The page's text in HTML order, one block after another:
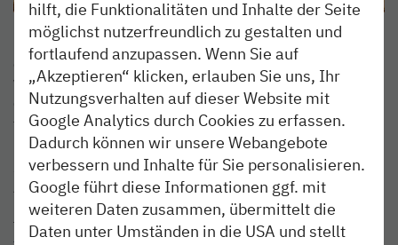
Gewinnspiel:
Wir verlosen3 x 2 Ticketsfür das HOLI BEACH BÜSUM
Gewinnspielfrage:Was darf für dich auf keinem Festival
fehlen?
Schreibt uns das in einem Kommentar unter diesen Blog-
Artikel. Die Tickets werden unter den schönsten
Einsendungen verlost.
Teilnahmeschluss ist der 26.06.2022. Zu den
hilft, die Funktionalitäten und Inhalte der Seite
möglichst nutzerfreundlich zu gestalten und
fortlaufend anzupassen. Wenn Sie auf
„Akzeptieren“ klicken, erlauben Sie uns, Ihr
Nutzungsverhalten auf dieser Website mit
Google Analytics durch Cookies zu erfassen.
Dadurch können wir unsere Webangebote
verbessern und Inhalte für Sie personalisieren.
Google führt diese Informationen ggf. mit
weiteren Daten zusammen, übermittelt die
Daten unter Umständen in die USA und stellt